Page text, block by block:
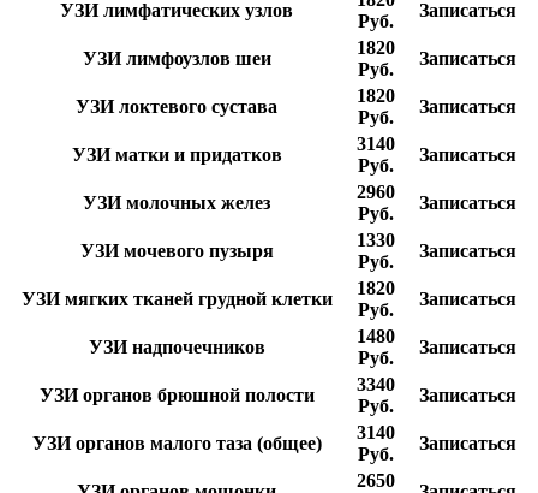
УЗИ лимфатических узлов
Руб.
Записаться
УЗИ лимфоузлов шеи
1820
Руб.
Записаться
УЗИ локтевого сустава
1820
Руб.
Записаться
УЗИ матки и придатков
3140
Руб.
Записаться
УЗИ молочных желез
2960
Руб.
Записаться
УЗИ мочевого пузыря
1330
Руб.
Записаться
УЗИ мягких тканей грудной клетки
1820
Руб.
Записаться
УЗИ надпочечников
1480
Руб.
Записаться
УЗИ органов брюшной полости
3340
Руб.
Записаться
УЗИ органов малого таза (общее)
3140
Руб.
Записаться
2650